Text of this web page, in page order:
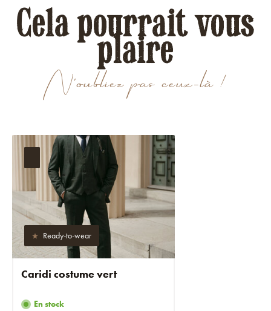
N'oubliez pas ceux-là !
Cela pourrait vous
plaire
Ready-to-wear
Caridi costume vert
En stock